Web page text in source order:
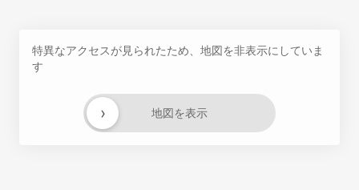
特異なアクセスが見られたため、地図を非表示にしていま
す
地図を表示
›